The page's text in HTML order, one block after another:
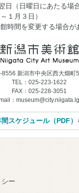
日（日曜日にあたる場
１月３日）
時間を変更する場合が
8556 新潟市中央区西大畑町
TEL：025-223-1622
FAX：025-228-3051
：
スケジュール（PDF）
ー